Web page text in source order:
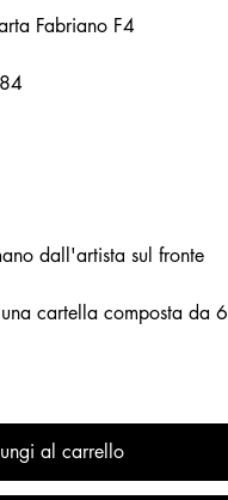
Fabriano F4
dall'artista sul fronte
cartella composta da 6
al carrello